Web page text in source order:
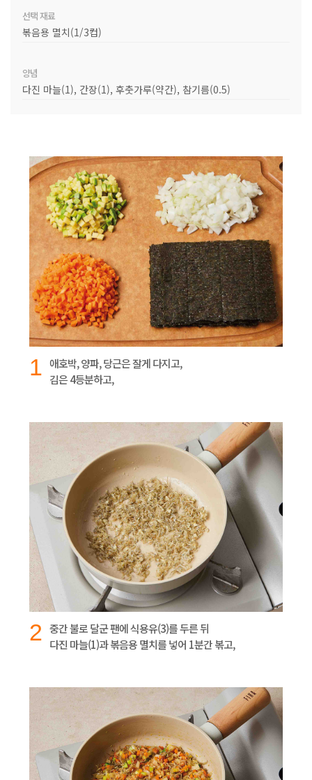
선택 재료
볶음용 멸치(1/3컵)
양념
다진 마늘(1), 간장(1), 후춧가루(약간), 참기름(0.5)
1 애호박, 양파, 당근은 잘게 다지고,
김은 4등분하고,
2 중간 불로 달군 팬에 식용유(3)를 두른 뒤
다진 마늘(1)과 볶음용 멸치를 넣어 1분간 볶고,